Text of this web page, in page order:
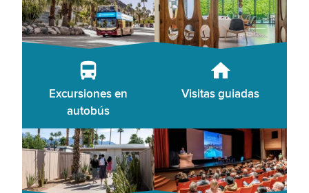
Excursiones en
autobús
Visitas guiadas